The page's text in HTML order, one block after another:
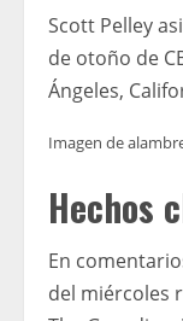
Scott Pelley
de otoño de
Ángeles,
Imagen de
Hechos
En
del miércoles